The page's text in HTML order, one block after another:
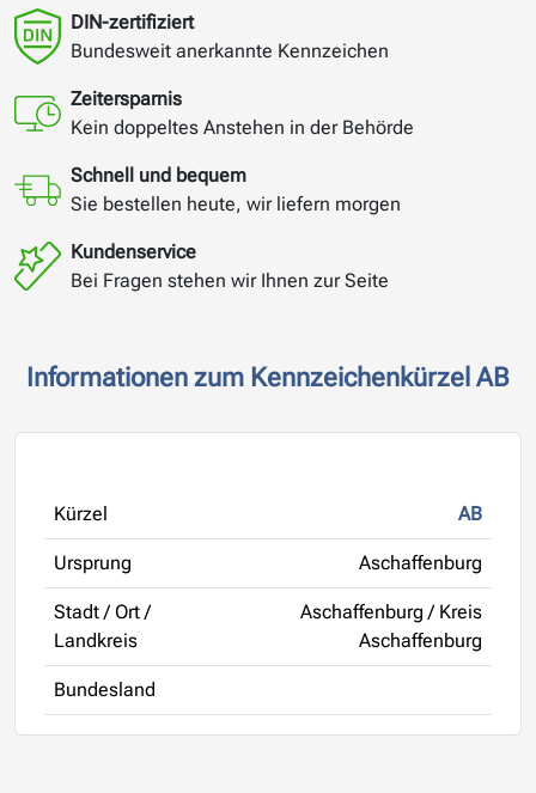
DIN-zertifiziert
Bundesweit anerkannte Kennzeichen
Zeitersparnis
Kein doppeltes Anstehen in der Behörde
Schnell und bequem
Sie bestellen heute, wir liefern morgen
Kundenservice
Bei Fragen stehen wir Ihnen zur Seite
Informationen zum Kennzeichenkürzel AB
Kürzel AB
Ursprung Aschaffenburg
Stadt / Ort /
Landkreis
Aschaffenburg / Kreis
Aschaffenburg
Bundesland